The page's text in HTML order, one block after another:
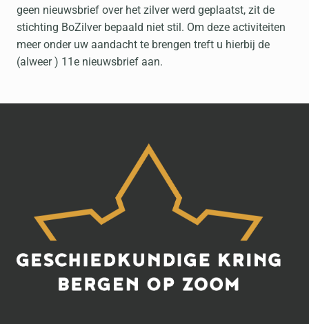
geen nieuwsbrief over het zilver werd geplaatst, zit de
stichting BoZilver bepaald niet stil. Om deze activiteiten
meer onder uw aandacht te brengen treft u hierbij de
(alweer ) 11e nieuwsbrief aan.